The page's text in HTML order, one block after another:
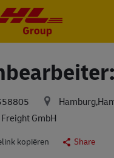
GmbH
kopiëren Share